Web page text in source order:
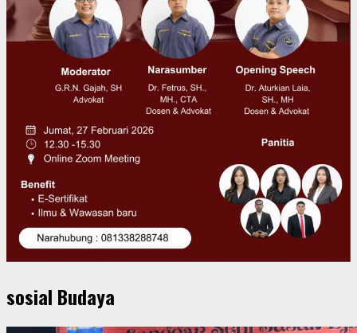
sosial Budaya